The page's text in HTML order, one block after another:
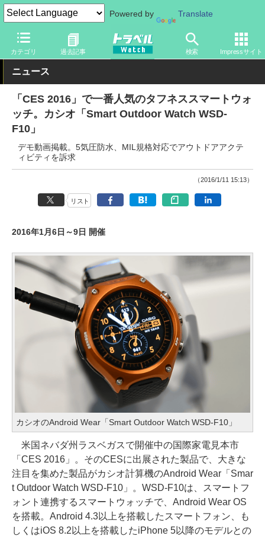
Powered by Translate
カテゴリ 過去記事 検索 Impressサイト
トラベル Watch 旅のアイテム ガジェット その他
ニュース
「CES 2016」で一番人気のタフネススマートウォ
ッチ。カシオ「Smart Outdoor Watch WSD-
F10」
デモ動画掲載。5気圧防水、MIL規格対応でアウトドアアクテ
ィビティを訴求
（2016/1/11 15:13）
リスト
2016年1月6日～9日 開催
カシオのAndroid Wear「Smart Outdoor Watch WSD-F10」
米国ネバダ州ラスベガスで開催中の国際家電見本市
「CES 2016」。そのCESに出展された製品で、大きな
注目を集めた製品がカシオ計算機のAndroid Wear「Smar
t Outdoor Watch WSD-F10」。WSD-F10は、スマートフ
ォント連携するスマートウォッチで、Android Wear OS
を搭載。Android 4.3以上を搭載したスマートフォン、も
しくはiOS 8.2以上を搭載したiPhone 5以降のモデルとの